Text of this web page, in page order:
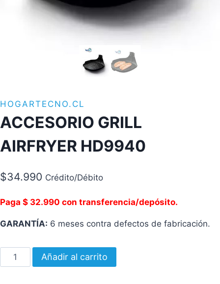
HOGARTECNO.CL
ACCESORIO GRILL
AIRFRYER HD9940
$34.990 Crédito/Débito
Paga $ 32.990 con transferencia/depósito.
GARANTÍA: 6 meses contra defectos de fabricación.
ACCESORIO
GRILL
Añadir al carrito